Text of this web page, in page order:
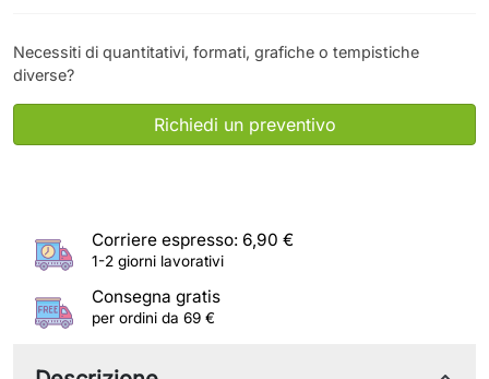
Necessiti di quantitativi, formati, grafiche o tempistiche
diverse?
Richiedi un preventivo
Corriere espresso: 6,90 €
1-2 giorni lavorativi
Consegna gratis
per ordini da 69 €